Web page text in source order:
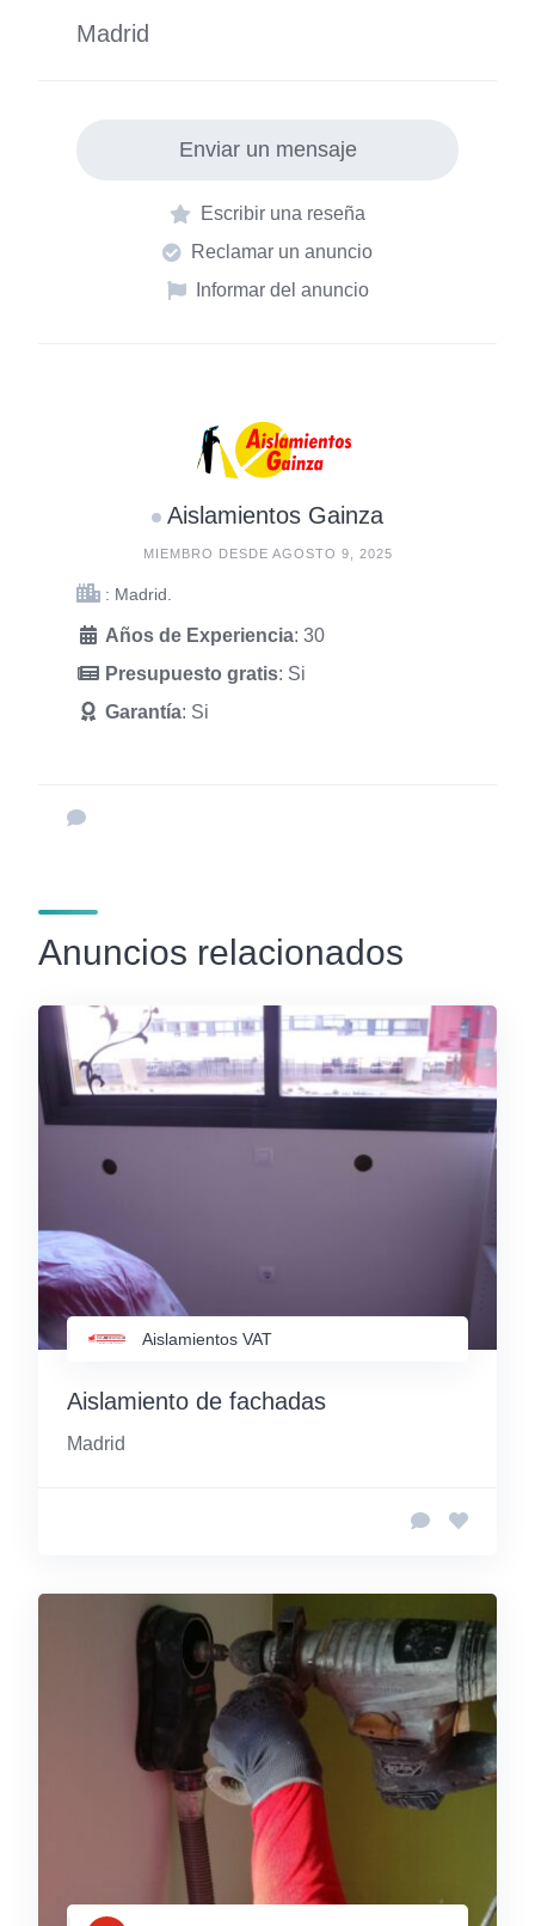
o
k
Madrid
Enviar un mensaje
Escribir una reseña
Reclamar un anuncio
Informar del anuncio
Aislamientos Gainza
MIEMBRO DESDE AGOSTO 9, 2025
: Madrid.
Años de Experiencia: 30
Presupuesto gratis: Si
Garantía: Si
Anuncios relacionados
Aislamientos VAT
Aislamiento de fachadas
Madrid